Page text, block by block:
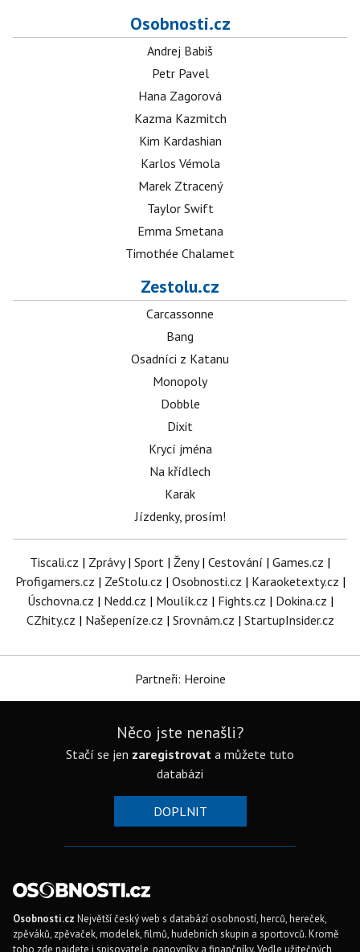
Osobnosti.cz
Andrej Babiš
Petr Pavel
Hana Zagorová
Kazma Kazmitch
Kim Kardashian
Karlos Vémola
Marek Ztracený
Taylor Swift
Emma Smetana
Timothée Chalamet
Zestolu.cz
Carcassonne
Bang
Osadníci z Katanu
Monopoly
Dobble
Dixit
Krycí jména
Na křídlech
Karak
Jízdenky, prosím!
Tiscali.cz | Zprávy| Sport | Ženy| Cestování | Games.cz |
Profigamers.cz | ZeStolu.cz | Osobnosti.cz | Karaoketexty.cz |
Úschovna.cz | Nedd.cz | Moulík.cz | Fights.cz | Dokina.cz |
CZhity.cz | Našepeníze.cz | Srovnám.cz | StartupInsider.cz
Partneři: Heroine
Něco jste nenašli?
Stačí se jen zaregistrovat a můžete tuto
databázi
DOPLNIT
Osobnosti.cz Největší český web s databází osobností, herců, hereček,
zpěváků, zpěvaček, modelek, filmů, hudebních skupin a sportovců. Kromě